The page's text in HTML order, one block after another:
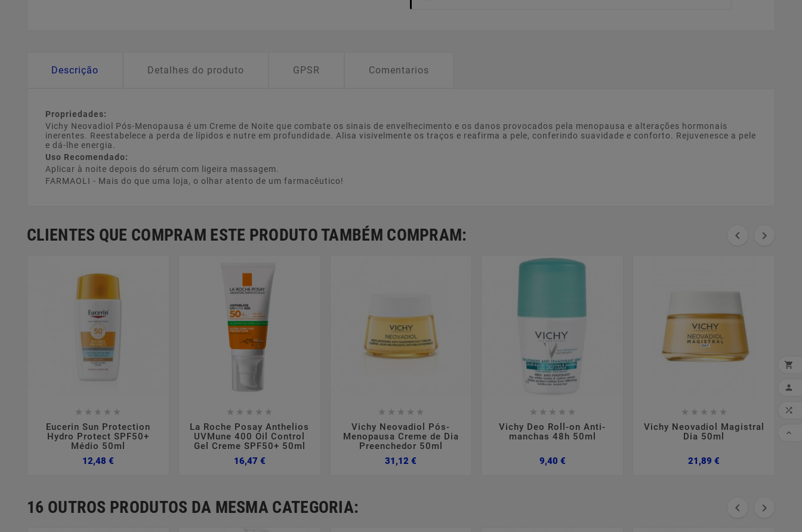
Descrição Detalhes do produto GPSR Comentarios
Propriedades:
Vichy Neovadiol Pós-Menopausa é um Creme de Noite que combate os sinais de envelhecimento e os danos provocados pela menopausa e alterações hormonais
inerentes. Reestabelece a perda de lípidos e nutre em profundidade. Alisa visivelmente os traços e reafirma a pele, conferindo suavidade e conforto. Rejuvenesce a pele
e dá-lhe energia.
Uso Recomendado:
Aplicar à noite depois do sérum com ligeira massagem.
FARMAOLI - Mais do que uma loja, o olhar atento de um farmacêutico!
CLIENTES QUE COMPRAM ESTE PRODUTO TAMBÉM COMPRAM:  
    
Eucerin Sun Protection
Hydro Protect SPF50+
Médio 50ml
12,48 €Preço
    
La Roche Posay Anthelios
UVMune 400 Oil Control
Gel Creme SPF50+ 50ml
16,47 €Preço
    
Vichy Neovadiol Pós-
Menopausa Creme de Dia
Preenchedor 50ml
31,12 €
    
Vichy Deo Roll-on Anti-
manchas 48h 50ml
9,40 €Preço
    
Vichy Neovadiol Magistral
Dia 50ml
21,89 €
16 OUTROS PRODUTOS DA MESMA CATEGORIA:  



